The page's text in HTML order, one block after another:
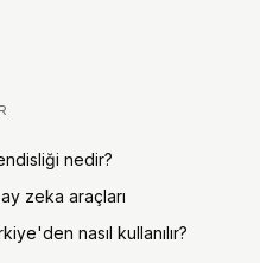
nedir?
zeka araçları
nasıl kullanılır?